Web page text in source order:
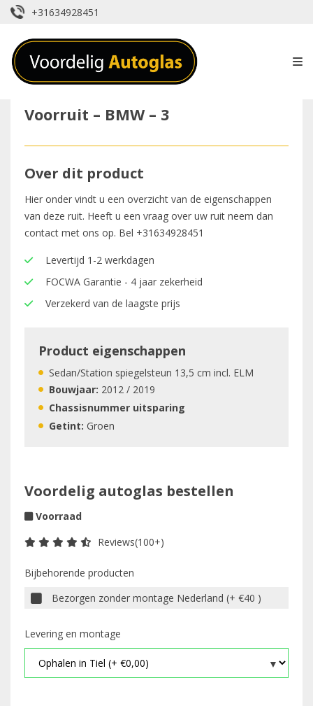
+31634928451
Voorruit – BMW – 3
Over dit product
Hier onder vindt u een overzicht van de eigenschappen
van deze ruit. Heeft u een vraag over uw ruit neem dan
contact met ons op. Bel +31634928451
Levertijd 1-2 werkdagen
FOCWA Garantie - 4 jaar zekerheid
Verzekerd van de laagste prijs
Product eigenschappen
Sedan/Station spiegelsteun 13,5 cm incl. ELM
Bouwjaar: 2012 / 2019
Chassisnummer uitsparing
Getint: Groen
Voordelig autoglas bestellen
Voorraad
Reviews(100+)
Bijbehorende producten
Bezorgen zonder montage Nederland (+ €40 )
Levering en montage